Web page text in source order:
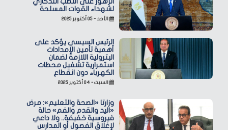
لشهداء القوات المسلحة
الأحد - ٠٥ أكتوبر ٢٠٢٥
الرئيس السيسي يؤكد على
أهمية تأمين الإمدادات
البترولية اللازمة لضمان
استمرارية تشغيل محطات
الكهرباء دون انقطاع
السبت - ٠٤ أكتوبر ٢٠٢٥
وزارتا «الصحة والتعليم»: مرض
«اليد والقدم والفم» حالة
فيروسية خفيفة.. ولا داعي
لإغلاق الفصول أو المدارس